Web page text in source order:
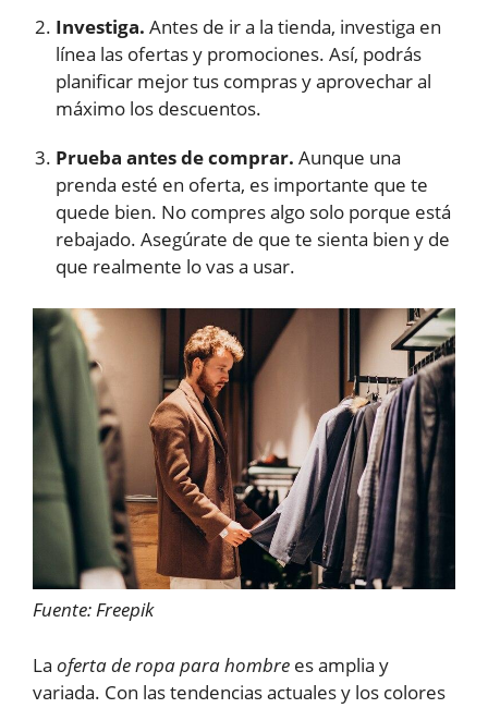
Investiga. Antes de ir a la tienda, investiga en
línea las ofertas y promociones. Así, podrás
planificar mejor tus compras y aprovechar al
máximo los descuentos.
Prueba antes de comprar. Aunque una
prenda esté en oferta, es importante que te
quede bien. No compres algo solo porque está
rebajado. Asegúrate de que te sienta bien y de
que realmente lo vas a usar.
Fuente: Freepik
La oferta de ropa para hombre es amplia y
variada. Con las tendencias actuales y los colores